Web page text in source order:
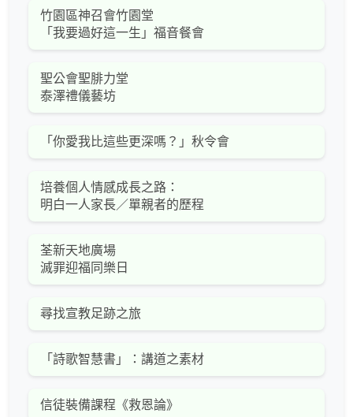
竹園區神召會竹園堂
「我要過好這一生」福音餐會
聖公會聖腓力堂
泰澤禮儀藝坊
「你愛我比這些更深嗎？」秋令會
培養個人情感成長之路：
明白一人家長／單親者的歷程
荃新天地廣場
滅罪迎福同樂日
尋找宣教足跡之旅
「詩歌智慧書」：講道之素材
信徒裝備課程《救恩論》